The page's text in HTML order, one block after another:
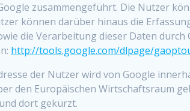
zusammengeführt. Die Nutzer
können darüber hinaus die
die Verarbeitung dieser Daten durch
http://tools.google.com/dlpage/
der Nutzer wird von Google
den Europäischen Wirtschaftsraum
dort gekürzt.